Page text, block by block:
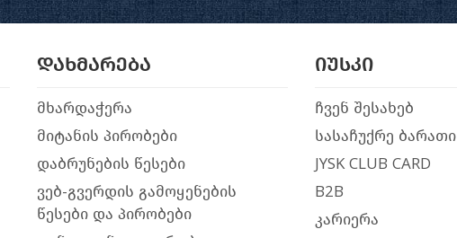
დახმარება
მხარდაჭერა
მიტანის პირობები
დაბრუნების წესები
ვებ-გვერდის გამოყენების
წესები და პირობები
იუსკი
ჩვენ შესახებ
სასაჩუქრე ბარათი
JYSK CLUB CARD
B2B
კარიერა